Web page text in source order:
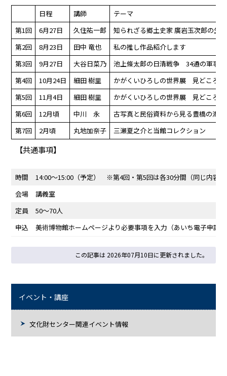
日程 講師
テーマ
第1回
6月27日 久住祐一郎
知られざる郷土史家 廣岩玉次郎の生涯
第2回
8月23日 田中 竜也
私の推し作品紹介します
第3回
9月27日 大谷日菜乃
池上條太郎の日清戦争 34通の軍事
第4回
10月24日 細田 樹里
かがくいひろしの世界展 見どころ紹
第5回
11月4日 細田 樹里
かがくいひろしの世界展 見どころ紹
第6回
12月頃 中川 永
古写真と民俗資料から見る豊橋の海
第7回
2月頃 丸地加奈子 三瀬夏之介と当館コレクション
【共通事項】
時間
14:00～15:00（予定） ※第4回・第5回は各30分間（同じ内容
会場
講義室
定員
50～70人
申込
美術博物館ホームページより必要事項を入力（あいち電子申請
この記事は 2026年07月10日に更新されました。
イベント・講座
文化財センター関連イベント情報